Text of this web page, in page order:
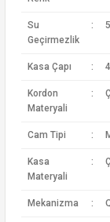
Su
Geçirmezlik
:
Kasa Çapı :
Kordon
Materyali
:
Cam Tipi :
Kasa
Materyali
:
Mekanizma :